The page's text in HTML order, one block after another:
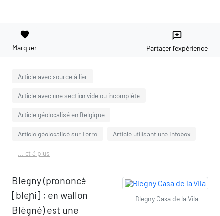
favorite
Marquer
reviews
Partager l'expérience
Article avec source à lier
Article avec une section vide ou incomplète
Article géolocalisé en Belgique
Article géolocalisé sur Terre Article utilisant une Infobox
... et 3 plus
Blegny Casa de la Vila
Blegny (prononcé
[bleɲi] ; en wallon
Blègné) est une